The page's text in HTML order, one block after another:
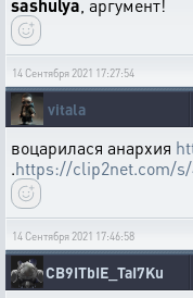
sashulya , аргумент!
14 Сентября 2021 17:27:54
vitala
воцарилася анархия
.https://clip2net.com/
14 Сентября 2021 17:46:58
CB9ITbIE_TaI7Ku